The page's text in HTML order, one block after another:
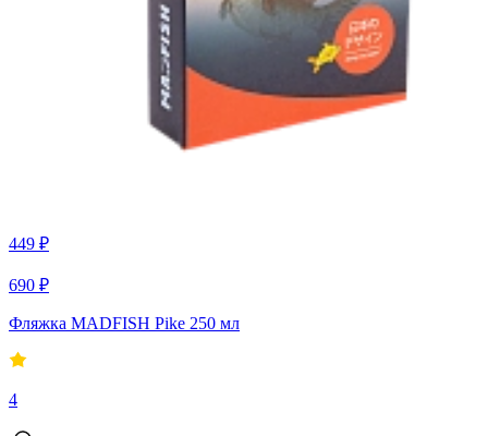
449 ₽
690 ₽
Фляжка MADFISH Pike 250 мл
4